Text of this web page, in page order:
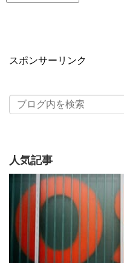
スポンサーリンク
人気記事